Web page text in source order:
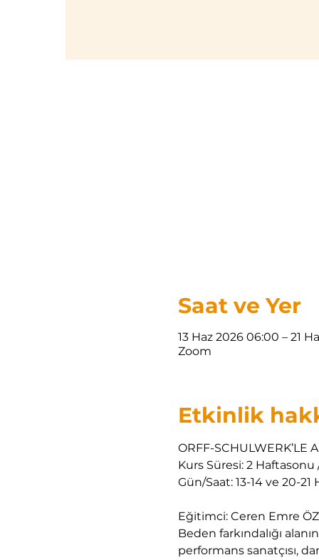
Saat ve Yer
13 Haz 2026 06:00 – 21
Zoom
Etkinlik
ORFF-SCHULWERK’LE
Kurs Süresi: 2
Gün/Saat: 13-14 ve 20-
Eğitimci: Ceren Emre
Beden farkındalığı
performans sanatçısı,